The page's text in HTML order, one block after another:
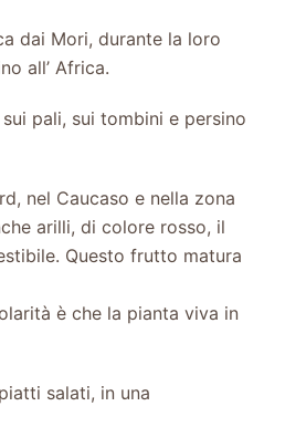
dai Mori, durante la loro
all’ Africa.
pali, sui tombini e persino
nel Caucaso e nella zona
arilli, di colore rosso, il
Questo frutto matura
è che la pianta viva in
salati, in una